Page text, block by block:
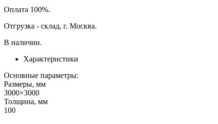
Оплата 100%.
Отгрузка - склад, г. Москва.
В наличии.
Характеристики
Основные параметры:
Размеры, мм
3000×3000
Толщина, мм
100